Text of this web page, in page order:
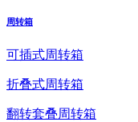
周转箱
可插式周转箱
折叠式周转箱
翻转套叠周转箱